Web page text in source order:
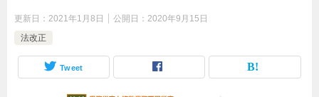
更新日： 2021年1月8日 公開日： 2020年9月15日
法改正
Tweet